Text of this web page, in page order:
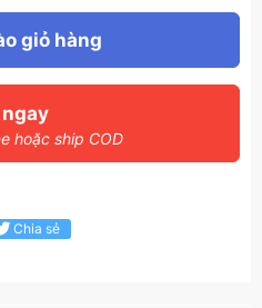
giỏ hàng
hoặc ship COD
Chia sẻ